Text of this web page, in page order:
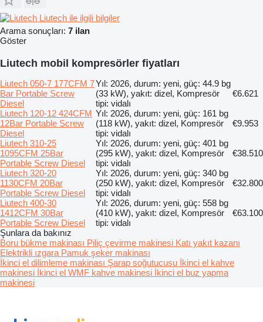
Liutech ile ilgili bilgiler
Arama sonuçları: 7 ilan
Göster
Liutech mobil kompresörler fiyatları
Liutech 050-7 177CFM 7
Bar Portable Screw
Diesel
Yıl: 2026, durum: yeni, güç: 44.9 bg
(33 kW), yakıt: dizel, Kompresör
tipi: vidalı
€6.621
Liutech 120-12 424CFM
12Bar Portable Screw
Diesel
Yıl: 2026, durum: yeni, güç: 161 bg
(118 kW), yakıt: dizel, Kompresör
tipi: vidalı
€9.953
Liutech 310-25
1095CFM 25Bar
Portable Screw Diesel
Yıl: 2026, durum: yeni, güç: 401 bg
(295 kW), yakıt: dizel, Kompresör
tipi: vidalı
€38.510
Liutech 320-20
1130CFM 20Bar
Portable Screw Diesel
Yıl: 2026, durum: yeni, güç: 340 bg
(250 kW), yakıt: dizel, Kompresör
tipi: vidalı
€32.800
Liutech 400-30
1412CFM 30Bar
Portable Screw Diesel
Yıl: 2026, durum: yeni, güç: 558 bg
(410 kW), yakıt: dizel, Kompresör
tipi: vidalı
€63.100
Şunlara da bakınız
Boru bükme makinası Piliç çevirme makinesi Katı yakıt kazanı
Elektrikli ızgara Pamuk şeker makinası
İkinci el dilimleme makinası Şarap soğutucusu İkinci el kahve
makinesi İkinci el WMF kahve makinesi İkinci el buz yapma
makinesi